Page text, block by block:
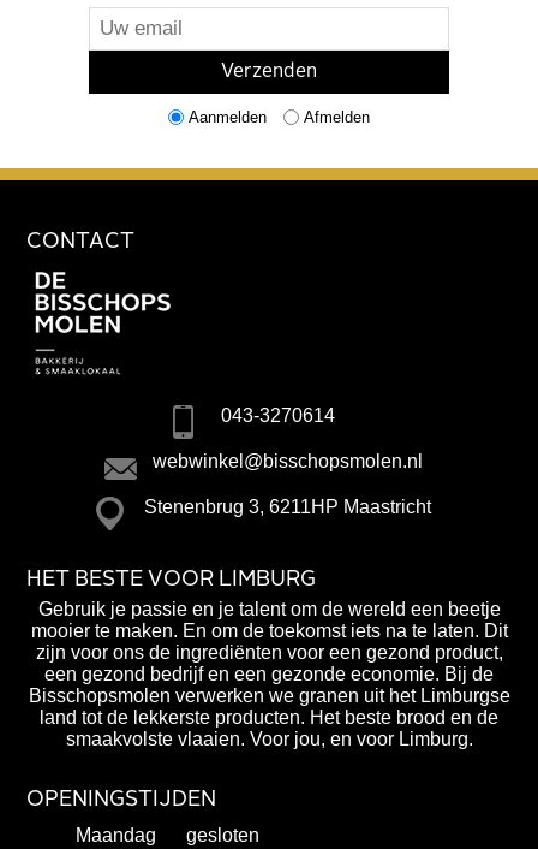
Aanmelden Afmelden
CONTACT
043-3270614
webwinkel@bisschopsmolen.nl
Stenenbrug 3, 6211HP Maastricht
HET BESTE VOOR LIMBURG
Gebruik je passie en je talent om de wereld een beetje
mooier te maken. En om de toekomst iets na te laten. Dit
zijn voor ons de ingrediënten voor een gezond product,
een gezond bedrijf en een gezonde economie. Bij de
Bisschopsmolen verwerken we granen uit het Limburgse
land tot de lekkerste producten. Het beste brood en de
smaakvolste vlaaien. Voor jou, en voor Limburg.
OPENINGSTIJDEN
Maandag
gesloten